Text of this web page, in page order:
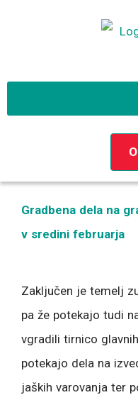
Gradbena dela na
v sredini februarja
Zaključen je temelj
pa že potekajo tudi
vgradili tirnico
potekajo dela na
jaških varovanja ter